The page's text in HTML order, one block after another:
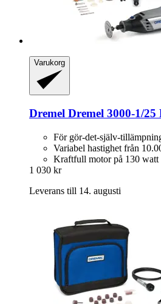
Varukorg
Dremel Dremel 3000-​1/25
För gör-det-själv-
Variabel hastighet från
Kraftfull motor på 130 watt
1 030 kr
Leverans till 14. augusti